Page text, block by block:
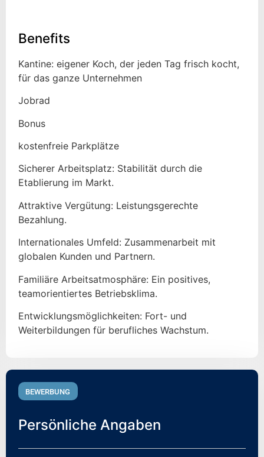
Benefits
Kantine: eigener Koch, der jeden Tag frisch kocht,
für das ganze Unternehmen
Jobrad
Bonus
kostenfreie Parkplätze
Sicherer Arbeitsplatz: Stabilität durch die
Etablierung im Markt.
Attraktive Vergütung: Leistungsgerechte
Bezahlung.
Internationales Umfeld: Zusammenarbeit mit
globalen Kunden und Partnern.
Familiäre Arbeitsatmosphäre: Ein positives,
teamorientiertes Betriebsklima.
Entwicklungsmöglichkeiten: Fort- und
Weiterbildungen für berufliches Wachstum.
BEWERBUNG
Persönliche Angaben